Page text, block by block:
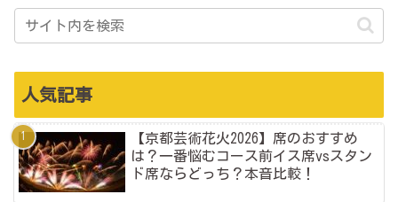
人気記事
【京都芸術花火2026】席のおすすめ
は？一番悩むコース前イス席vsスタン
ド席ならどっち？本音比較！